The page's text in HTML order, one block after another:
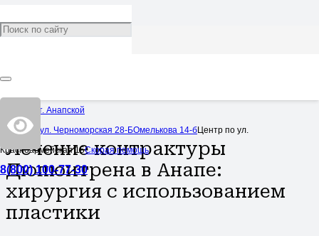
Центр в ст. Анапской
Центр по ул. Черноморская 28-БОмелькова 14-бЦентр по ул.
Красноармейская 15Скорая помощь
8(800) 100-77-30
Лечение контрактуры
Лечение контрактуры
Дюпюитрена в Анапе:
хирургия с использованием
пластики